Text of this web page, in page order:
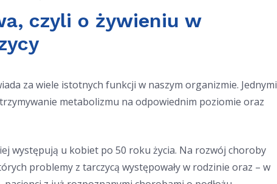
czyli o żywieniu w
za wiele istotnych funkcji w naszym organizmie. Jednymi
metabolizmu na odpowiednim poziomie oraz
występują u kobiet po 50 roku życia. Na rozwój choroby
problemy z tarczycą występowały w rodzinie oraz – w